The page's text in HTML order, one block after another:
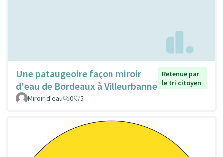
Une pataugeoire façon miroir
d'eau de Bordeaux à Villeurbanne
Retenue par
le tri citoyen
Miroir d'eau
0 5